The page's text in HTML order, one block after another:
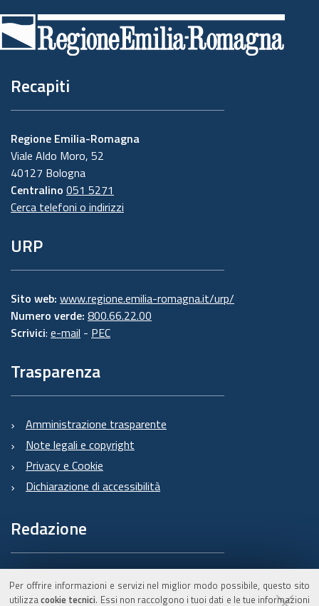
Per offrire informazioni e servizi nel miglior modo possibile, questo sito
utilizzacookie tecnici. Essi non raccolgono i tuoi dati e le tue informazioni
di
pagina
Recapiti
Regione Emilia-Romagna
Viale Aldo Moro, 52
40127 Bologna
Centralino 051 5271
Cerca telefoni o indirizzi
URP
Sito web: www.regione.emilia-romagna.it/urp/
Numero verde: 800.66.22.00
Scrivici: e-mail - PEC
Trasparenza
Amministrazione trasparente
Note legali e copyright
Privacy e Cookie
Dichiarazione di accessibilità
Redazione
Informazioni sul Burert
e contatti